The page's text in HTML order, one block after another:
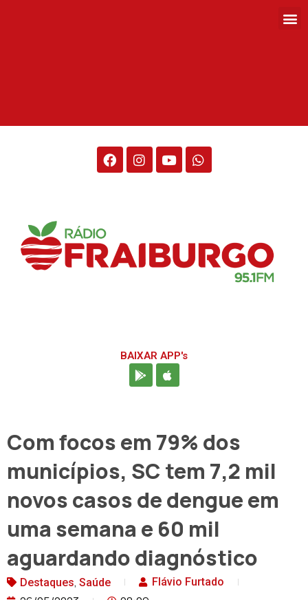
BAIXAR APP's
Com focos em 79% dos
municípios, SC tem 7,2 mil
novos casos de dengue em
uma semana e 60 mil
aguardando diagnóstico
Destaques, Saúde Flávio Furtado